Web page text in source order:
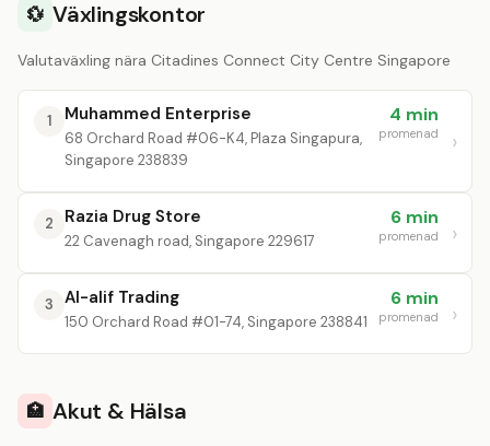
💱 Växlingskontor
Valutaväxling nära Citadines Connect City Centre Singapore
1 Muhammed Enterprise
68 Orchard Road #06-K4, Plaza Singapura,
Singapore 238839
4 min
promenad
2 Razia Drug Store
22 Cavenagh road, Singapore 229617
6 min
promenad
3 Al-alif Trading
150 Orchard Road #01-74, Singapore 238841
6 min
promenad
🏥 Akut & Hälsa